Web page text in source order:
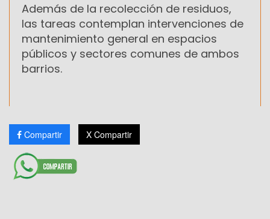
Además de la recolección de residuos,
las tareas contemplan intervenciones de
mantenimiento general en espacios
públicos y sectores comunes de ambos
barrios.
Compartir X Compartir